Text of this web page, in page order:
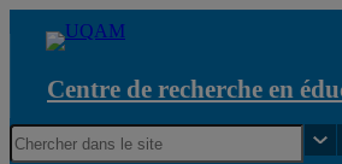
Centre de recherche en